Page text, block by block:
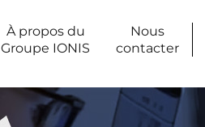
À propos du
Groupe IONIS
Nous
contacter